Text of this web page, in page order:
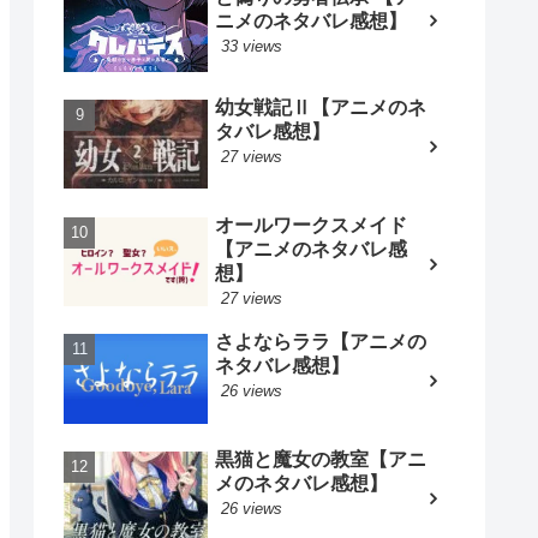
ニメのネタバレ感想】
33 views
幼女戦記Ⅱ【アニメのネ
タバレ感想】
27 views
オールワークスメイド
【アニメのネタバレ感
想】
27 views
さよならララ【アニメの
ネタバレ感想】
26 views
黒猫と魔女の教室【アニ
メのネタバレ感想】
26 views